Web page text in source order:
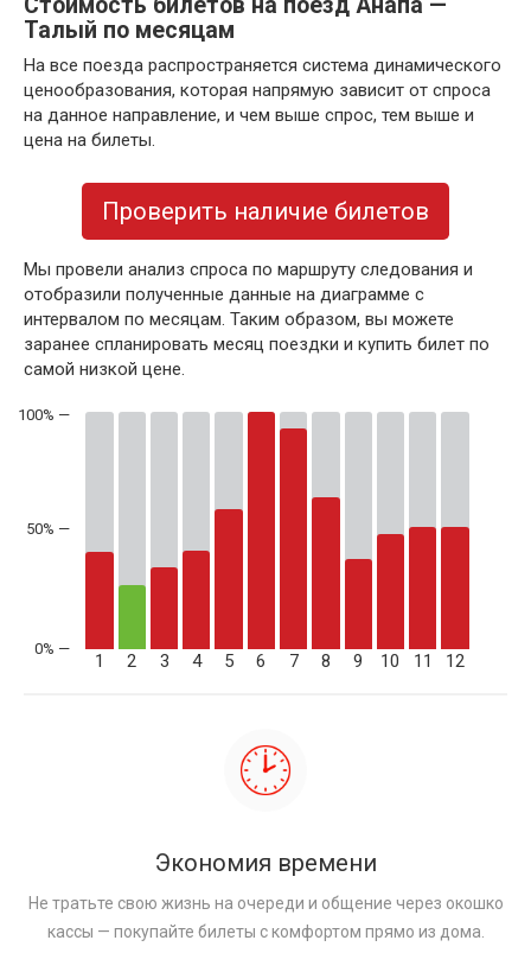
Талый по месяцам
На все поезда распространяется система динамического
ценообразования, которая напрямую зависит от спроса
на данное направление, и чем выше спрос, тем выше и
цена на билеты.
Проверить наличие билетов
Мы провели анализ спроса по маршруту следования и
отобразили полученные данные на диаграмме с
интервалом по месяцам. Таким образом, вы можете
заранее спланировать месяц поездки и купить билет по
самой низкой цене.
50% —
1 2 3 4 5 6 7 8 9 10 11 12
Экономия времени
Не тратьте свою жизнь на очереди и общение через окошко
кассы — покупайте билеты с комфортом прямо из дома.